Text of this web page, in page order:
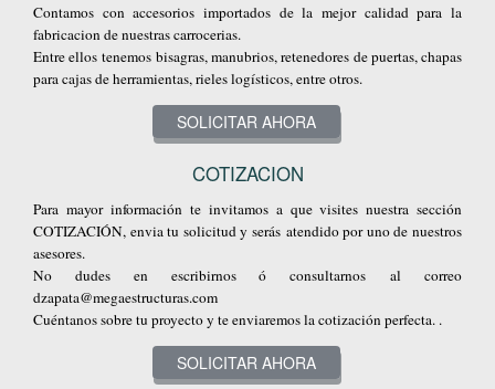
Contamos con accesorios importados de la mejor calidad para la
fabricacion de nuestras carrocerias.
Entre ellos tenemos bisagras, manubrios, retenedores de puertas, chapas
para cajas de herramientas, rieles logísticos, entre otros.
SOLICITAR AHORA
COTIZACION
Para mayor información te invitamos a que visites nuestra sección
COTIZACIÓN, envia tu solicitud y serás atendido por uno de nuestros
asesores.
No dudes en escribirnos ó consultarnos al correo
dzapata@megaestructuras.com
Cuéntanos sobre tu proyecto y te enviaremos la cotización perfecta. .
SOLICITAR AHORA